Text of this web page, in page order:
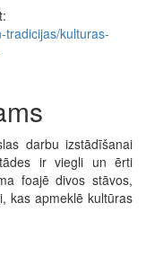
tradicijas/kulturas-
darbu izstādīšanai
ir viegli un ērti
foajē divos stāvos,
kas apmeklē kultūras